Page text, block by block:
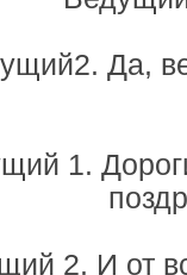
Да,
1.
2. И от